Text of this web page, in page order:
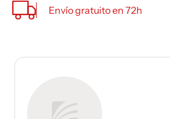
Envío gratuito en 72h